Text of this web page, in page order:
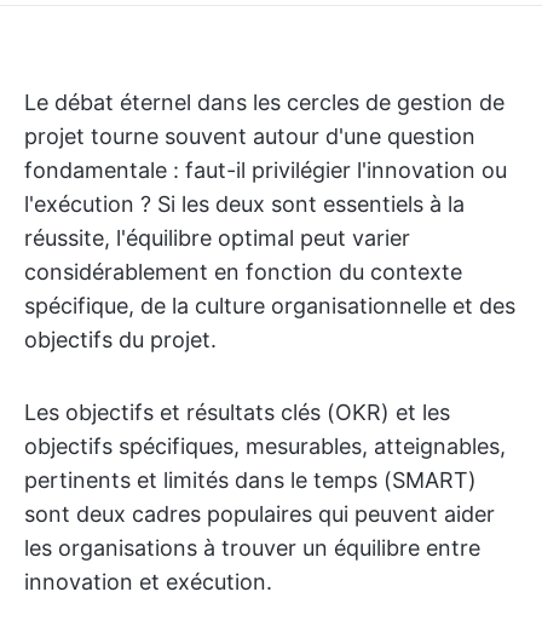
Le débat éternel dans les cercles de gestion de
projet tourne souvent autour d'une question
fondamentale : faut-il privilégier l'innovation ou
l'exécution ? Si les deux sont essentiels à la
réussite, l'équilibre optimal peut varier
considérablement en fonction du contexte
spécifique, de la culture organisationnelle et des
objectifs du projet.
Les objectifs et résultats clés (OKR) et les
objectifs spécifiques, mesurables, atteignables,
pertinents et limités dans le temps (SMART)
sont deux cadres populaires qui peuvent aider
les organisations à trouver un équilibre entre
innovation et exécution.